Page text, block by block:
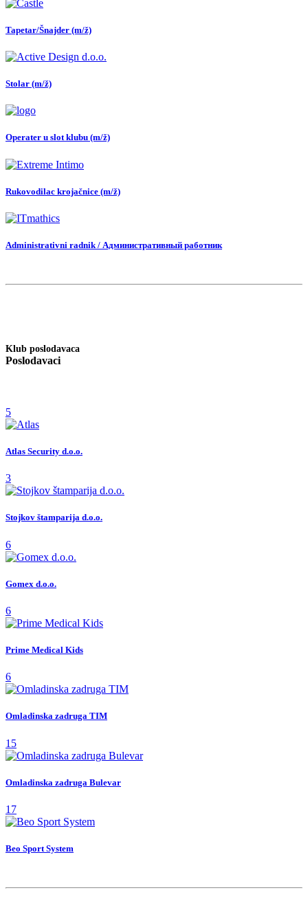
Tapetar/Šnajder (m/ž)
Stolar (m/ž)
Operater u slot klubu (m/ž)
Rukovodilac krojačnice (m/ž)
Administrativni radnik / Административный работник
Klub poslodavaca
Poslodavaci
5
Atlas Security d.o.o.
3
Stojkov štamparija d.o.o.
6
Gomex d.o.o.
6
Prime Medical Kids
6
Omladinska zadruga TIM
15
Omladinska zadruga Bulevar
17
Beo Sport System